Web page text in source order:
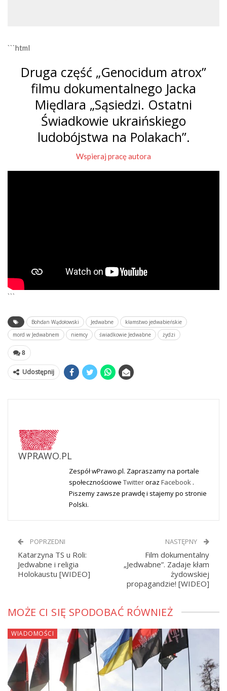
```html
Druga część „Genocidum atrox”
filmu dokumentalnego Jacka
Międlara „Sąsiedzi. Ostatni
Świadkowie ukraińskiego
ludobójstwa na Polakach”.
Wspieraj pracę autora
```
Bohdan Wądołowski Jedwabne
kłamstwo jedwabieńskie
mord w Jedwabnem
niemcy świadkowie Jedwabne żydzi
8
Udostępnij
WPRAWO.PL
Zespół wPrawo.pl. Zapraszamy na portale
społecznościowe Twitteroraz Facebook .
Piszemy zawsze prawdę i stajemy po stronie
Polski.
POPRZEDNI
Katarzyna TS u Roli:
Jedwabne i religia
Holokaustu [WIDEO]
NASTĘPNY
Film dokumentalny
„Jedwabne”. Zadaje kłam
żydowskiej
propagandzie! [WIDEO]
MOŻE CI SIĘ SPODOBAĆ RÓWNIEŻ
WIADOMOŚCI